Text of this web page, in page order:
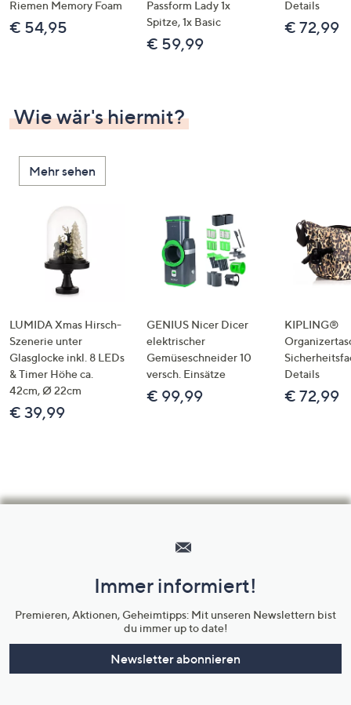
Riemen Memory Foam
€ 54,95
Passform Lady 1x
Spitze, 1x Basic
€ 59,99
Details
€ 72,99
Wie wär's hiermit?
Mehr sehen
LUMIDA Xmas Hirsch-
Szenerie unter
Glasglocke inkl. 8 LEDs
& Timer Höhe ca.
42cm, Ø 22cm
€ 39,99
GENIUS Nicer Dicer
elektrischer
Gemüseschneider 10
versch. Einsätze
€ 99,99
KIPLING®
Details
€ 72,99
Unternehmensinformationen
Immer informiert!
Premieren, Aktionen, Geheimtipps: Mit unseren Newslettern bist
du immer up to date!
Newsletter abonnieren